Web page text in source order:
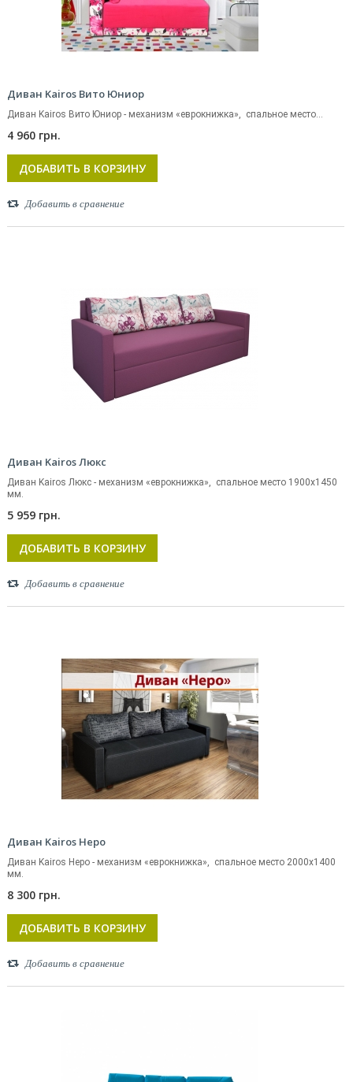
Диван Kairos Вито Юниор
Диван Kairos Вито Юниор - механизм «еврокнижка», спальное место...
4 960 грн.
ДОБАВИТЬ В КОРЗИНУ
Добавить в сравнение
Диван Kairos Люкс
Диван Kairos Люкс - механизм «еврокнижка», спальное место 1900х1450
мм.
5 959 грн.
ДОБАВИТЬ В КОРЗИНУ
Добавить в сравнение
Диван Kairos Неро
Диван Kairos Неро - механизм «еврокнижка», спальное место 2000х1400
мм.
8 300 грн.
ДОБАВИТЬ В КОРЗИНУ
Добавить в сравнение